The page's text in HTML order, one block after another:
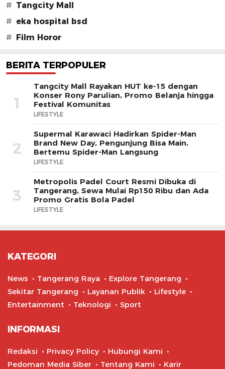
# Tangcity Mall
# eka hospital bsd
#
Film Horor
BERITA TERPOPULER
1
Tangcity Mall Rayakan HUT ke-15 dengan
Konser Rony Parulian, Promo Belanja hingga
Festival Komunitas
LIFESTYLE
2
Supermal Karawaci Hadirkan Spider-Man
Brand New Day, Pengunjung Bisa Main,
Bertemu Spider-Man Langsung
LIFESTYLE
3
Metropolis Padel Court Resmi Dibuka di
Tangerang, Sewa Mulai Rp150 Ribu dan Ada
Promo Gratis Bola Padel
LIFESTYLE
KATEGORI
News Tangerang Raya
Explore Tangerang
Sekitar Tangerang
Layanan Publik
Lifestyle
Entertainment
Teknologi Sport
INFORMASI
Redaksi Privacy Policy
Hubungi Kami
Pedoman Media Siber
Tentang Kami Karir